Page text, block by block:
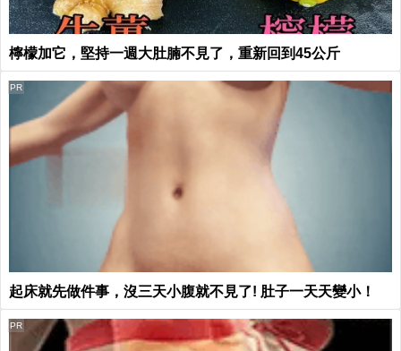
檸檬加它，堅持一週大肚腩不見了，重新回到45公斤
起床就先做件事，沒三天小腹就不見了! 肚子一天天變小！
PR
PR